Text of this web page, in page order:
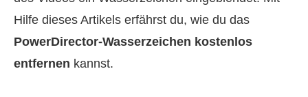
Hilfe dieses Artikels erfährst du, wie du das
PowerDirector‑Wasserzeichen kostenlos
entfernen kannst.